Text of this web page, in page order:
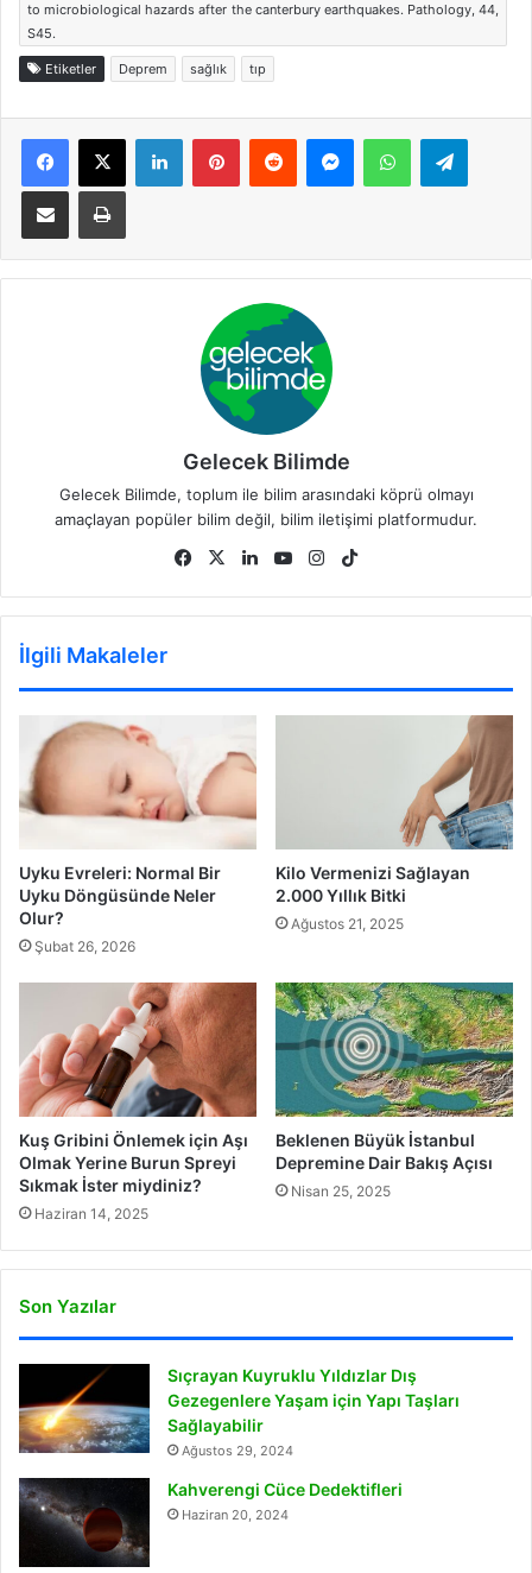
to microbiological hazards after the canterbury earthquakes. Pathology, 44,
S45.
Etiketler Deprem sağlık tıp
Facebook
X LinkedInPinterestReddit MessengerWhatsApp
E-Posta ile paylaş Yazdır
Gelecek Bilimde
Gelecek Bilimde, toplum ile bilim arasındaki köprü olmayı
amaçlayan popüler bilim değil, bilim iletişimi platformudur.
Facebook
X LinkedInYouTubeInstagram
İlgili Makaleler
Uyku Evreleri: Normal Bir
Uyku Döngüsünde Neler
Olur?
Şubat 26, 2026
Kilo Vermenizi Sağlayan
2.000 Yıllık Bitki
Ağustos 21, 2025
Kuş Gribini Önlemek için Aşı
Olmak Yerine Burun Spreyi
Sıkmak İster miydiniz?
Haziran 14, 2025
Beklenen Büyük İstanbul
Depremine Dair Bakış Açısı
Nisan 25, 2025
Son Yazılar
Sıçrayan Kuyruklu Yıldızlar Dış
Gezegenlere Yaşam için Yapı Taşları
Sağlayabilir
Ağustos 29, 2024
Kahverengi Cüce Dedektifleri
Haziran 20, 2024